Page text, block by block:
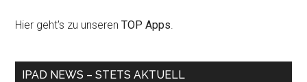
Hier geht's zu unserenTOP Apps.
IPAD NEWS – STETS AKTUELL